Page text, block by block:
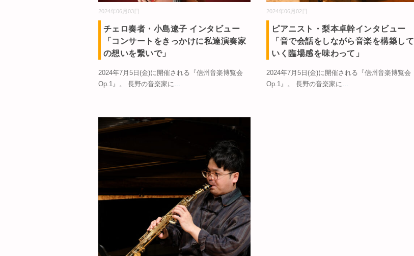
2024年06月03日
チェロ奏者・小島遼子 インタビュー
「コンサートをきっかけに私達演奏家
の想いを繋いで」
2024年7月5日(金)に開催される『信州音楽博覧会
Op.1』。 長野の音楽家に
2024年06月02日
ピアニスト・梨本卓幹インタビュー
「音で会話をしながら音楽を構築して
いく臨場感を味わって」
2024年7月5日(金)に開催される『信州音楽博覧会
Op.1』。 長野の音楽家に